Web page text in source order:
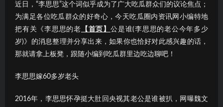
近日，“李思思”这个词似乎成为了广大吃瓜群众们的议论焦点；
为满足各位吃瓜群众的好奇心，今天吃瓜圈内资讯网小编特地
把有关《李思思的老 【首页】公是谁(李思思的老公今年多少
岁)》的消息整理并分享出来，如果你也恰好对此感兴趣的话，
那就请拿上板凳，跟随小编到吃瓜群里边吃边聊吧！
李思思嫁60多岁老头
2016年，李思思怀孕挺大肚回央视其老公是谁被扒，网曝魏文